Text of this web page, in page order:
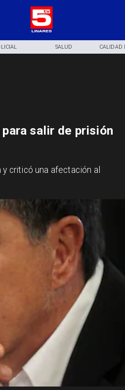
SALUD CALIDAD
salir de prisión
y criticó una afectación al